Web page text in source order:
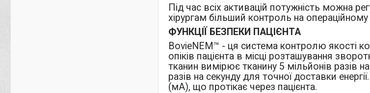
Під час всіх активацій потужність можна
хірургам більший контроль на
ФУНКЦІЇ БЕЗПЕКИ ПАЦІЄНТА
BovieNEM™ - ця система контролю якості
опіків пацієнта в місці розташування
тканин вимірює тканину 5 мільйонів разів
разів на секунду для точної доставки
(мА), що протікає через пацієнта.